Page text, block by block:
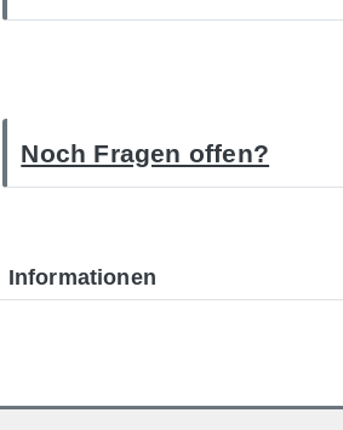
Noch Fragen offen?
Informationen